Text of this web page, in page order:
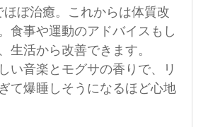
ほぼ治癒。これからは体質改
食事や運動のアドバイスもし
生活から改善できます。
い音楽とモグサの香りで、リ
て爆睡しそうになるほど心地